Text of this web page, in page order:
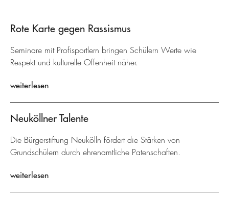
Rote Karte gegen Rassismus
Seminare mit Profisportlern bringen Schülern Werte wie
Respekt und kulturelle Offenheit näher.
weiterlesen
Neuköllner Talente
Die Bürgerstiftung Neukölln fördert die Stärken von
Grundschülern durch ehrenamtliche Patenschaften.
weiterlesen